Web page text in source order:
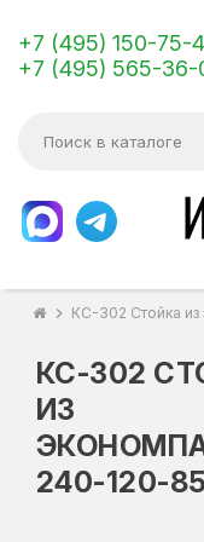
+7 (495) 150-75-
+7 (495) 565-36-
chevron_right КС-302 Стойка
КС-302
ИЗ
240-120-85